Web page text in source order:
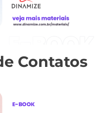
Contatos